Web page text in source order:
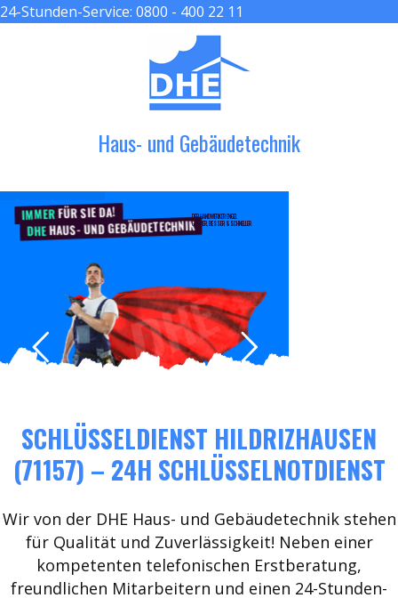
24-Stunden-Service: 0800 - 400 22 11
Haus- und Gebäudetechnik
IMMERFÜR SIE DA!
DHEHAUS- UND GEBÄUDETECHNIK
DER HANDWERKER ENGEL
GRÖßER, BESSER & SCHNELLER
SCHLÜSSELDIENST HILDRIZHAUSEN
(71157) – 24H SCHLÜSSELNOTDIENST
Wir von der DHE Haus- und Gebäudetechnik stehen
für Qualität und Zuverlässigkeit! Neben einer
kompetenten telefonischen Erstberatung,
freundlichen Mitarbeitern und einen 24-Stunden-